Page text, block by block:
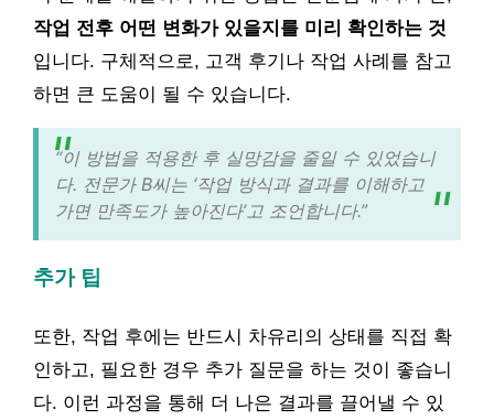
작업 전후 어떤 변화가 있을지를 미리 확인하는 것
입니다. 구체적으로, 고객 후기나 작업 사례를 참고
하면 큰 도움이 될 수 있습니다.
“이 방법을 적용한 후 실망감을 줄일 수 있었습니
다. 전문가 B씨는 ‘작업 방식과 결과를 이해하고
가면 만족도가 높아진다’고 조언합니다.”
추가 팁
또한, 작업 후에는 반드시 차유리의 상태를 직접 확
인하고, 필요한 경우 추가 질문을 하는 것이 좋습니
다. 이런 과정을 통해 더 나은 결과를 끌어낼 수 있